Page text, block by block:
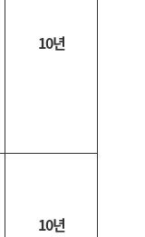
10년
10년